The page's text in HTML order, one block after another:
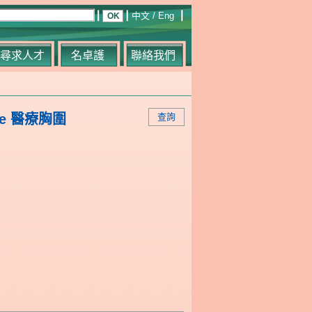
尋求人才 名卓護 聯絡我們
中文 /Eng
查詢
醫療胸圍